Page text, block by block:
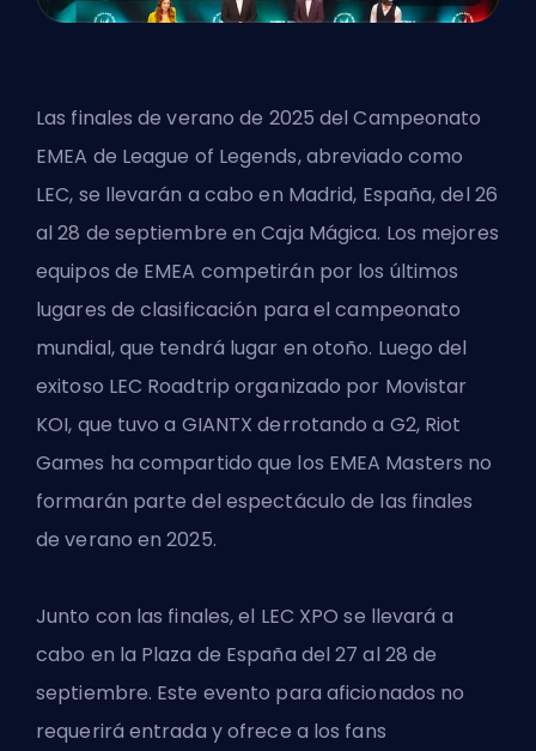
Las finales de verano de 2025 del Campeonato
EMEA de League of Legends, abreviado como
LEC, se llevarán a cabo en Madrid, España, del 26
al 28 de septiembre en Caja Mágica. Los mejores
equipos de EMEA competirán por los últimos
lugares de clasificación para el campeonato
mundial, que tendrá lugar en otoño. Luego del
exitoso LEC Roadtrip organizado por Movistar
KOI, que tuvo a GIANTX derrotando a G2, Riot
Games ha compartido que los EMEA Masters no
formarán parte del espectáculo de las finales
de verano en 2025.
Junto con las finales, el LEC XPO se llevará a
cabo en la Plaza de España del 27 al 28 de
septiembre. Este evento para aficionados no
requerirá entrada y ofrece a los fans